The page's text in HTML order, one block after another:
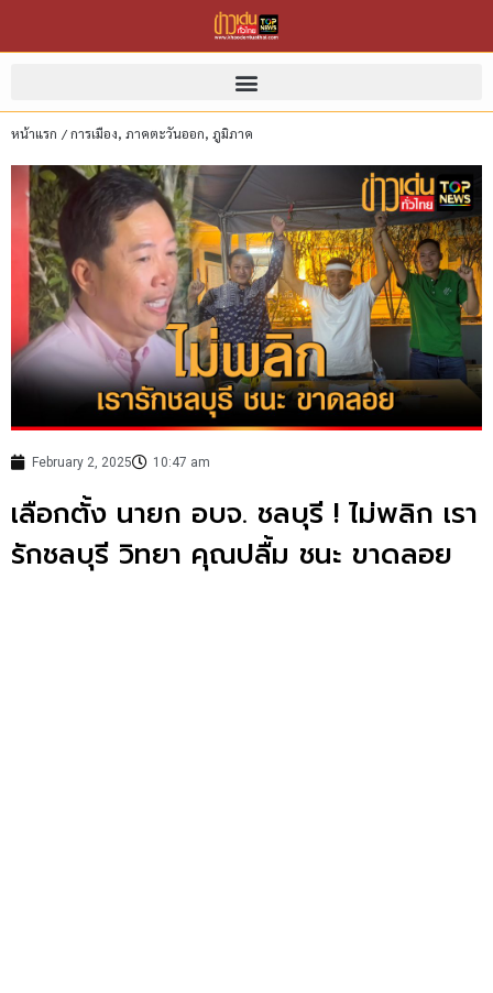
หน้าแรก /การเมือง, ภาคตะวันออก, ภูมิภาค
February 2, 2025 10:47 am
เลือกตั้ง นายก อบจ. ชลบุรี ! ไม่พลิก เรา
รักชลบุรี วิทยา คุณปลื้ม ชนะ ขาดลอย